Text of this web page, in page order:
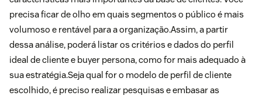
precisa ficar de olho em quais segmentos o público é mais
volumoso e rentável para a organização.Assim, a partir
dessa análise, poderá listar os critérios e dados do perfil
ideal de cliente e buyer persona, como for mais adequado à
sua estratégia.Seja qual for o modelo de perfil de cliente
escolhido, é preciso realizar pesquisas e embasar as